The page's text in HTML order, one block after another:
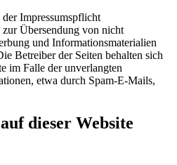
Impressumspflicht
Übersendung von nicht
und Informationsmaterialien
Betreiber der Seiten behalten sich
im Falle der unverlangten
etwa durch Spam-E-Mails,
dieser Website